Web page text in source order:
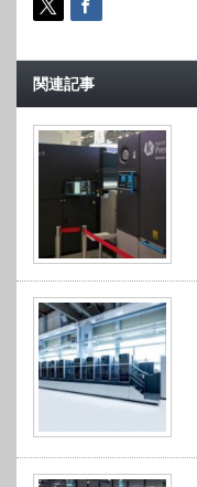
関連記事